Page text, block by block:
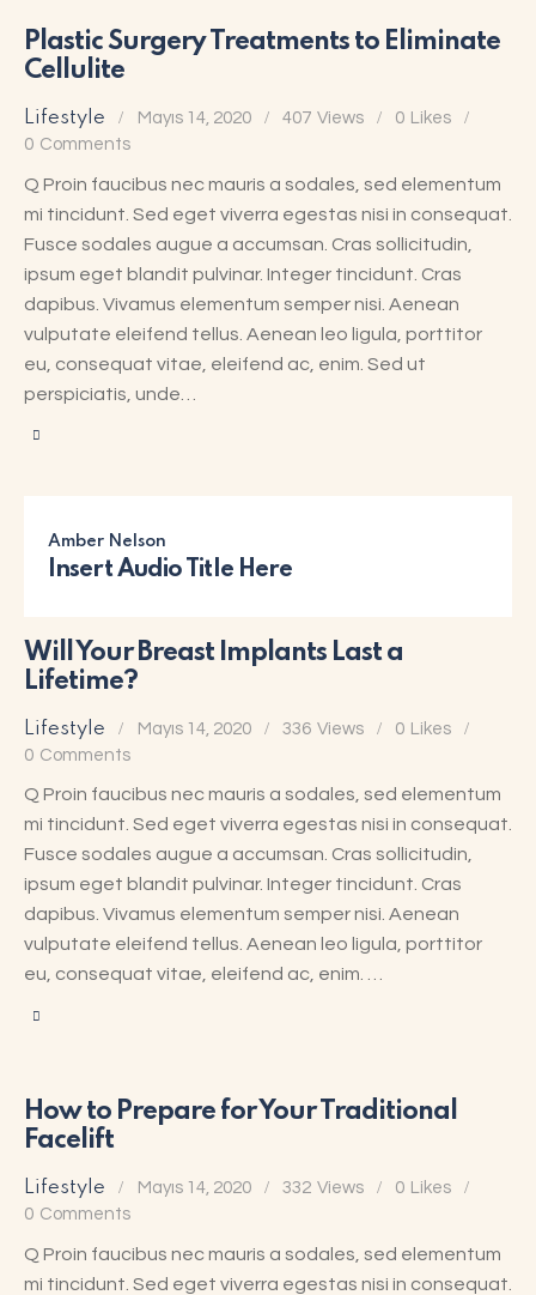
Plastic Surgery Treatments to Eliminate
Cellulite
Lifestyle Mayıs 14, 2020 407 Views 0
Likes
0 Comments
Q Proin faucibus nec mauris a sodales, sed elementum
mi tincidunt. Sed eget viverra egestas nisi in consequat.
Fusce sodales augue a accumsan. Cras sollicitudin,
ipsum eget blandit pulvinar. Integer tincidunt. Cras
dapibus. Vivamus elementum semper nisi. Aenean
vulputate eleifend tellus. Aenean leo ligula, porttitor
eu, consequat vitae, eleifend ac, enim. Sed ut
perspiciatis, unde…
Amber Nelson
Insert Audio Title Here
Will Your Breast Implants Last a
Lifetime?
Lifestyle Mayıs 14, 2020 336 Views 0
Likes
0 Comments
Q Proin faucibus nec mauris a sodales, sed elementum
mi tincidunt. Sed eget viverra egestas nisi in consequat.
Fusce sodales augue a accumsan. Cras sollicitudin,
ipsum eget blandit pulvinar. Integer tincidunt. Cras
dapibus. Vivamus elementum semper nisi. Aenean
vulputate eleifend tellus. Aenean leo ligula, porttitor
eu, consequat vitae, eleifend ac, enim. …
How to Prepare for Your Traditional
Facelift
Lifestyle Mayıs 14, 2020 332 Views 0 Likes
0 Comments
Q Proin faucibus nec mauris a sodales, sed elementum
mi tincidunt. Sed eget viverra egestas nisi in consequat.